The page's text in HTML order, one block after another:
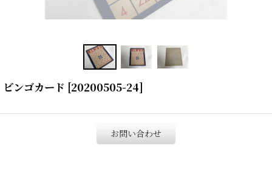
ビンゴカード [20200505-24]
お問い合わせ